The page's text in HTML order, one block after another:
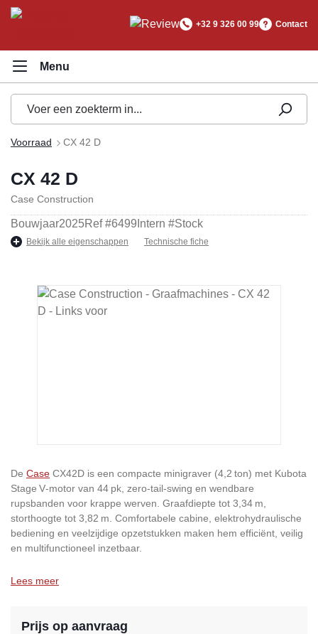
+32 9 326 00 99 Contact
Voorraad CX 42 D
CX 42 D
Case Construction
Bouwjaar2025Ref #6499 Intern #Stock
Bekijk alle eigenschappen Technische fiche
Afbeeldingengalerij overslaan
De Case CX42D is een compacte minigraver (4,2 ton) met Kubota
Stage V‑motor van 44 pk, zero-tail-swing en wendbare
rupsbanden voor krappe werven. Graafdiepte tot 3,34 m,
storthoogte tot 3,82 m. Comfortabele cabine, elektrohydraulische
bediening en veelzijdige opzetstukken maken hem efficiënt, veilig
en multifunctioneel inzetbaar.
Lees meer
Prijs op aanvraag